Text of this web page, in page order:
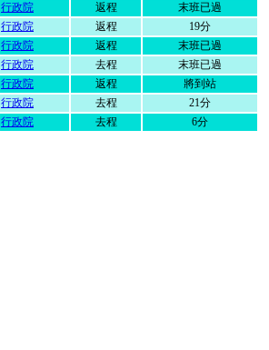
行政院 返程
末班已過
行政院 返程
19分
行政院 返程
末班已過
行政院 去程
末班已過
行政院 返程
將到站
行政院 去程
21分
行政院 去程 6分